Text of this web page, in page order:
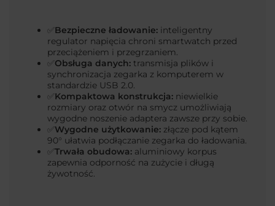
✅ Bezpieczne ładowanie: inteligentny
regulator napięcia chroni smartwatch przed
przeciążeniem i przegrzaniem.
✅ Obsługa danych: transmisja plików i
synchronizacja zegarka z komputerem w
standardzie USB 2.0.
✅ Kompaktowa konstrukcja: niewielkie
rozmiary oraz otwór na smycz umożliwiają
wygodne noszenie adaptera zawsze przy sobie.
✅ Wygodne użytkowanie: złącze pod kątem
90° ułatwia podłączanie zegarka do ładowania.
✅ Trwała obudowa: aluminiowy korpus
zapewnia odporność na zużycie i długą
żywotność.